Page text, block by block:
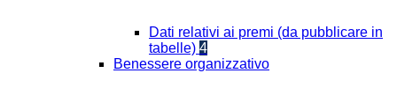
Dati relativi ai premi (da pubblicare in
tabelle) 4
Benessere organizzativo